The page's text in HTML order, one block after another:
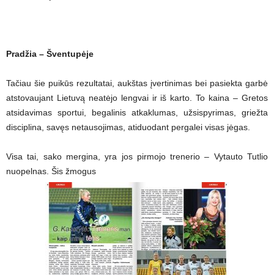
Pradžia – Šventupėje
Tačiau šie puikūs rezultatai, aukštas įvertinimas bei pasiekta garbė
atstovaujant Lietuvą neatėjo lengvai ir iš karto. To kaina – Gretos
atsidavimas sportui, begalinis atkaklumas, užsispyrimas, griežta
disciplina, savęs netausojimas, atiduodant pergalei visas jėgas.
Visa tai, sako mergina, yra jos pirmojo trenerio – Vytauto Tutlio
nuopelnas. Šis žmogus